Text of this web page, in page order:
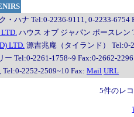
・ハナ Tel:0-2236-9111, 0-2233-6754
LTD. ハウス オブ ジャパン ポースレン
LTD. 源吉兆庵（タイランド） Tel:0-
ー Tel:0-2261-1758~9 Fax:0-2662-2296
Tel:0-2252-2509~10 Fax: Mail URL
5件のレ